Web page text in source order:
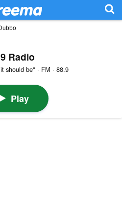
Radio
should be" · FM · 88.9
Play